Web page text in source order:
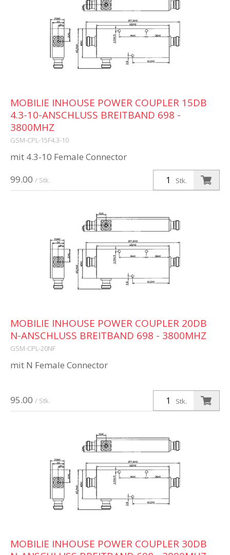
99.00 / Stk. Stk.
MOBILIE INHOUSE POWER COUPLER 15DB
4.3-10-ANSCHLUSS BREITBAND 698 -
3800MHZ
GSM-CPL-15F4.3-10
mit 4.3-10 Female Connector
95.00 / Stk. Stk.
MOBILIE INHOUSE POWER COUPLER 20DB
N-ANSCHLUSS BREITBAND 698 - 3800MHZ
GSM-CPL-20NF
mit N Female Connector
MOBILIE INHOUSE POWER COUPLER 30DB